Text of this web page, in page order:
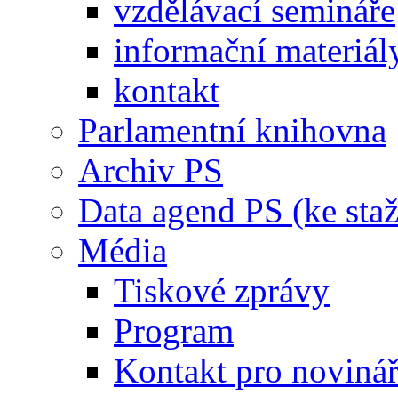
vzdělávací semináře
informační
kontakt
Parlamentní knihovna
Archiv PS
Data agend PS (ke
Média
Tiskové zprávy
Program
Kontakt pro